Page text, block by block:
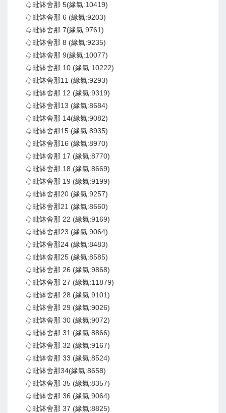
♤毗缽舍那 5(緣氣:10419)
♤毗缽舍那 6 (緣氣:9203)
♤毗缽舍那 7(緣氣:9761)
♤毗缽舍那 8 (緣氣:9235)
♤毗缽舍那 9(緣氣:10077)
♤毗缽舍那 10 (緣氣:10222)
♤毗缽舍那11 (緣氣:9293)
♤毗缽舍那 12 (緣氣:9319)
♤毗缽舍那13 (緣氣:8684)
♤毗缽舍那 14(緣氣:9082)
♤毗缽舍那15 (緣氣:8935)
♤毗缽舍那16 (緣氣:8970)
♤毗缽舍那 17 (緣氣:8770)
♤毗缽舍那 18 (緣氣:8669)
♤毗缽舍那 19 (緣氣:9199)
♤毗缽舍那20 (緣氣:9257)
♤毗缽舍那21 (緣氣:8660)
♤毗缽舍那 22 (緣氣:9169)
♤毗缽舍那23 (緣氣:9064)
♤毗缽舍那24 (緣氣:8483)
♤毗缽舍那25 (緣氣:8585)
♤毗缽舍那 26 (緣氣:9868)
♤毗缽舍那 27 (緣氣:11879)
♤毗缽舍那 28 (緣氣:9101)
♤毗缽舍那 29 (緣氣:9026)
♤毗缽舍那 30 (緣氣:9072)
♤毗缽舍那 31 (緣氣:8866)
♤毗缽舍那 32 (緣氣:9167)
♤毗缽舍那 33 (緣氣:8524)
♤毗缽舍那34(緣氣:8658)
♤毗缽舍那 35 (緣氣:8357)
♤毗缽舍那 36 (緣氣:9064)
♤毗缽舍那 37 (緣氣:8825)